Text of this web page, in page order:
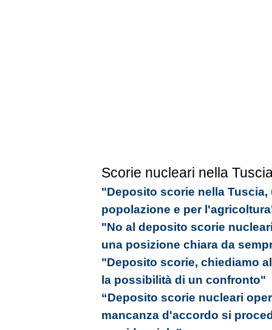
Scorie nucleari nella
"Deposito scorie nella Tuscia,
popolazione e per
"No al deposito scorie
una posizione chiara da
"Deposito scorie, chiediamo
la possibilità di un confronto"
“Deposito scorie nucleari
mancanza d'accordo si